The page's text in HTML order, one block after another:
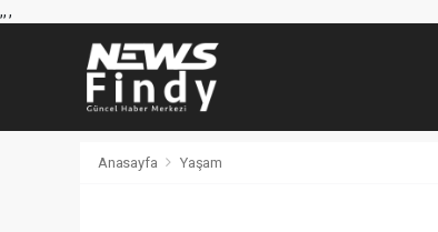
,,,
Anasayfa Yaşam